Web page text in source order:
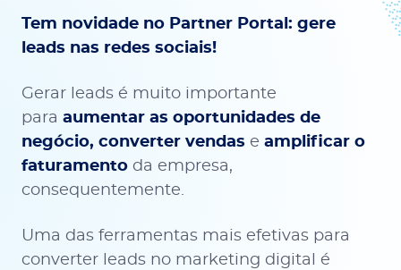
Tem novidade no Partner Portal: gere
leads nas redes sociais!
Gerar leads é muito importante
para aumentar as oportunidades de
negócio, converter vendas e amplificar o
faturamento da empresa,
consequentemente.
Uma das ferramentas mais efetivas para
converter leads no marketing digital é